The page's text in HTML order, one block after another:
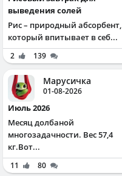
выведения солей
Рис – природный абсорбент,
который впитывает в себ...
2 139
Марусичка
01-08-2026
Июль 2026
Месяц долбаной
многозадачности. Вес 57,4
кг.Вот...
11 80